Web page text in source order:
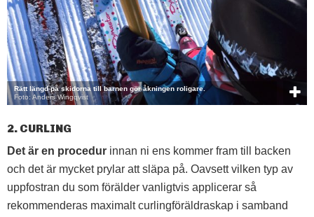
Rätt längd på skidorna till barnen gör åkningen roligare.
Foto: Anders Wingqvist
2. CURLING
Det är en procedur innan ni ens kommer fram till backen
och det är mycket prylar att släpa på. Oavsett vilken typ av
uppfostran du som förälder vanligtvis applicerar så
rekommenderas maximalt curlingföräldraskap i samband